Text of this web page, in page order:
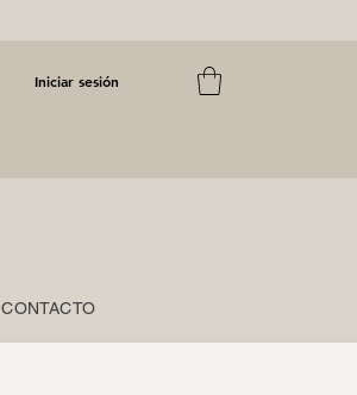
Iniciar sesión
CONTACTO